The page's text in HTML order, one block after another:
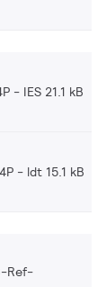
IES 21.1 kB
ldt 15.1 kB
Ref-